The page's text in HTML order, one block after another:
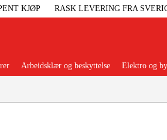
KJØP RASK LEVERING FRA
Arbeidsklær og beskyttelse Elektro og